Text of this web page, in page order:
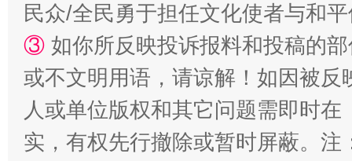
扯下公款旅游的“隐身衣” 如何以
民众/全民勇于担任文化使者与和
③ 如你所反映投诉报料和投稿的
或不文明用语，请谅解！如因被
人或单位版权和其它问题需即时在
实，有权先行撤除或暂时屏蔽。